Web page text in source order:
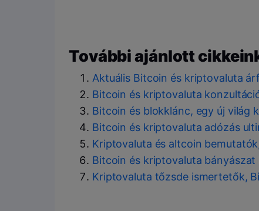
További ajánlott
Aktuális Bitcoin és kriptovaluta
Bitcoin és kriptovaluta
Bitcoin és blokklánc, egy új világ
Bitcoin és kriptovaluta adózás
Kriptovaluta és altcoin
Bitcoin és kriptovaluta
Kriptovaluta tőzsde ismertetők,